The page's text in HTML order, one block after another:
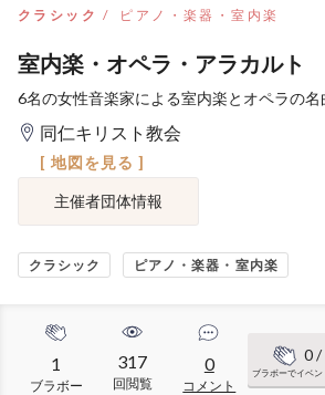
クラシック ピアノ・楽器・室内楽
室内楽・オペラ・アラカルト
6名の女性音楽家による室内楽とオペラの名
同仁キリスト教会
[ 地図を見る ]
主催者団体情報
クラシック ピアノ・楽器・室内楽
1
ブラボー
317
回閲覧
0
コメント
0/
ブラボーでイベン